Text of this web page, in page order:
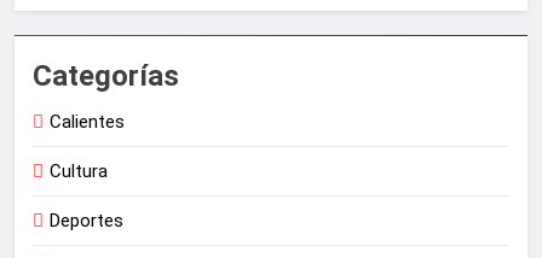
Categorías
Calientes
Cultura
Deportes